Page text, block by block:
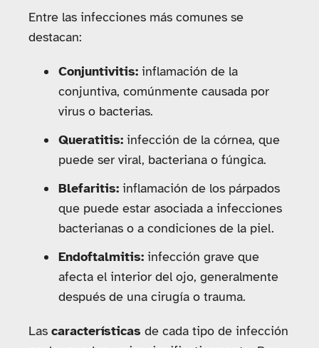
Entre las infecciones más comunes se
destacan:
Conjuntivitis: inflamación de la
conjuntiva, comúnmente causada por
virus o bacterias.
Queratitis: infección de la córnea, que
puede ser viral, bacteriana o fúngica.
Blefaritis: inflamación de los párpados
que puede estar asociada a infecciones
bacterianas o a condiciones de la piel.
Endoftalmitis: infección grave que
afecta el interior del ojo, generalmente
después de una cirugía o trauma.
Las características de cada tipo de infección